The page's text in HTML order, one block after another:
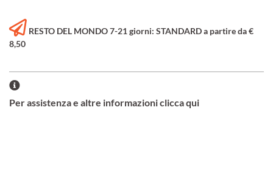
RESTO DEL MONDO 7-21 giorni: STANDARD a partire da €
8,50
Per assistenza e altre informazioni clicca qui